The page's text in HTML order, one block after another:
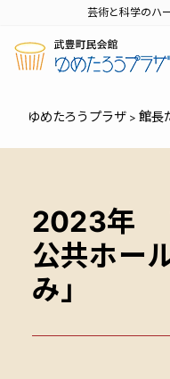
芸術と科学のハ
ゆめたろうプラザ > 館長
2023年
公共ホー
み」